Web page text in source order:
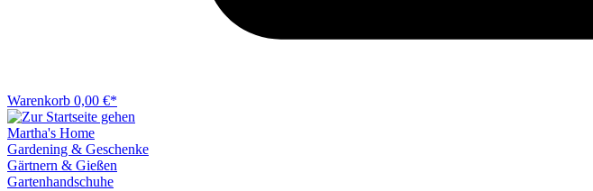
Warenkorb 0,00 €*
Martha's Home
Gardening & Geschenke
Gärtnern & Gießen
Gartenhandschuhe